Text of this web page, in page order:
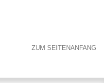
ZUM SEITENANFANG